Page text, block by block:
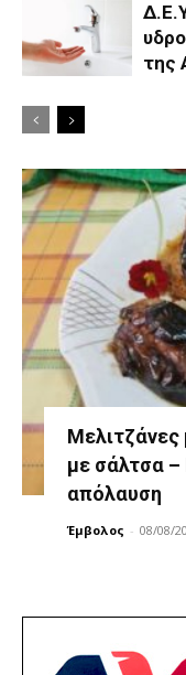
της
με σάλτσα –
απόλαυση
Έμβολος - 08/08/